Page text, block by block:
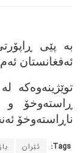
به‌ پێی
ئه‌فغانستان
ناڕاسته‌وخۆ
Tags: ئێران